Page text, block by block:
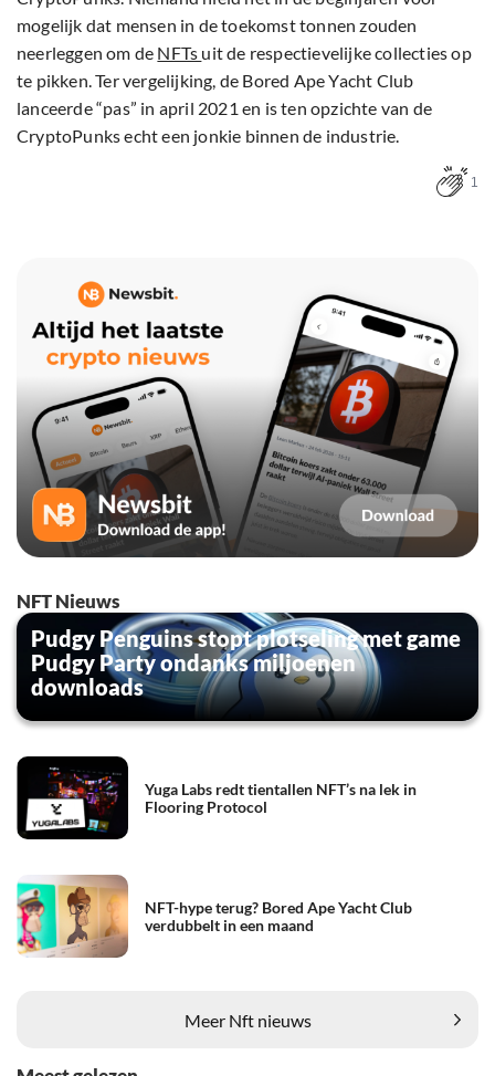
mogelijk dat mensen in de toekomst tonnen zouden
neerleggen om de NFTs uit de respectievelijke collecties op
te pikken. Ter vergelijking, de Bored Ape Yacht Club
lanceerde “pas” in april 2021 en is ten opzichte van de
CryptoPunks echt een jonkie binnen de industrie.
1
NFT Nieuws
Pudgy Penguins stopt plotseling met game
Pudgy Party ondanks miljoenen
downloads
Yuga Labs redt tientallen NFT’s na lek in
Flooring Protocol
NFT-hype terug? Bored Ape Yacht Club
verdubbelt in een maand
Meer Nft nieuws